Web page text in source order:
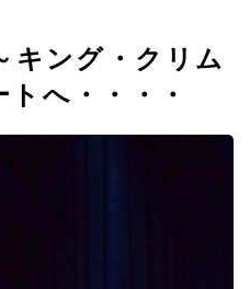
キング・クリム
へ・・・・